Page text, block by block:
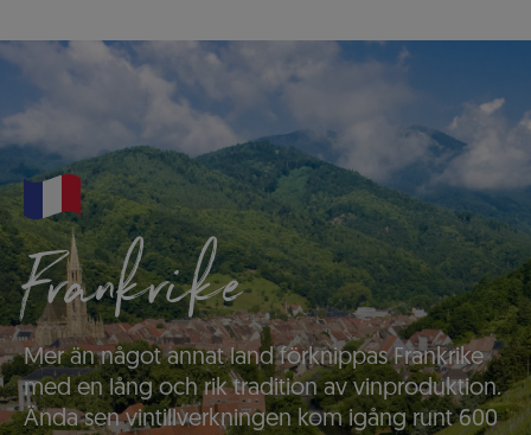
Frankrike
Mer än något annat land förknippas Frankrike
med en lång och rik tradition av vinproduktion.
Ända sen vintillverkningen kom igång runt 600